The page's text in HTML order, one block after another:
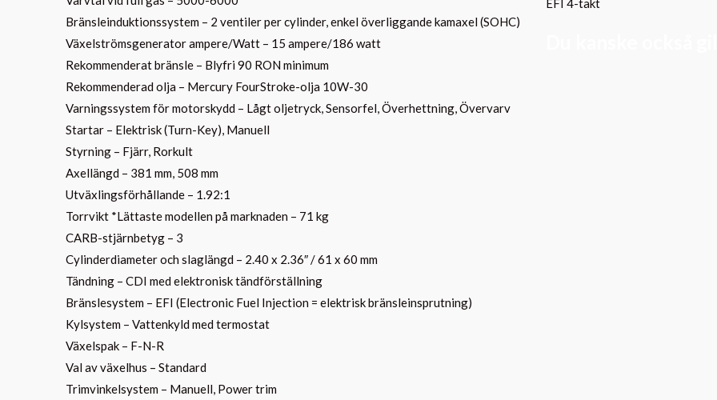
Bränsleinduktionssystem – 2 ventiler per cylinder, enkel överliggande kamaxel (SOHC)
Växelströmsgenerator ampere/Watt – 15 ampere/186 watt
Rekommenderat bränsle – Blyfri 90 RON minimum
Rekommenderad olja – Mercury FourStroke-olja 10W-30
Varningssystem för motorskydd – Lågt oljetryck, Sensorfel, Överhettning, Övervarv
Startar – Elektrisk (Turn-Key), Manuell
Styrning – Fjärr, Rorkult
Axellängd – 381 mm, 508 mm
Utväxlingsförhållande – 1.92:1
Torrvikt *Lättaste modellen på marknaden – 71 kg
CARB-stjärnbetyg – 3
Cylinderdiameter och slaglängd – 2.40 x 2.36″ / 61 x 60 mm
Tändning – CDI med elektronisk tändförställning
Bränslesystem – EFI (Electronic Fuel Injection = elektrisk bränsleinsprutning)
Kylsystem – Vattenkyld med termostat
Växelspak – F-N-R
Val av växelhus – Standard
Trimvinkelsystem – Manuell, Power trim
EFI 4-takt